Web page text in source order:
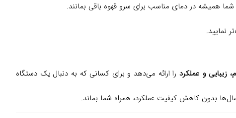
همیشه در دمای مناسب برای سرو قهوه باقی بمانند.
نمایید.
زیبایی و عملکرد را ارائه می‌دهد و برای کسانی که به دنبال یک دستگاه
بدون کاهش کیفیت عملکرد، همراه شما بماند.